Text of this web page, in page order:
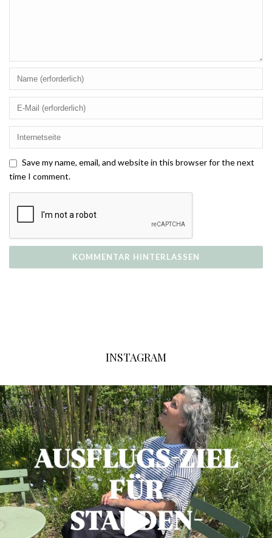
Save my name, email, and website in this browser for the next
time I comment.
INSTAGRAM